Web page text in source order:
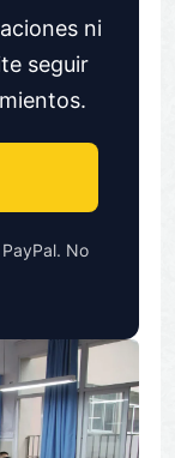
ni
seguir
No